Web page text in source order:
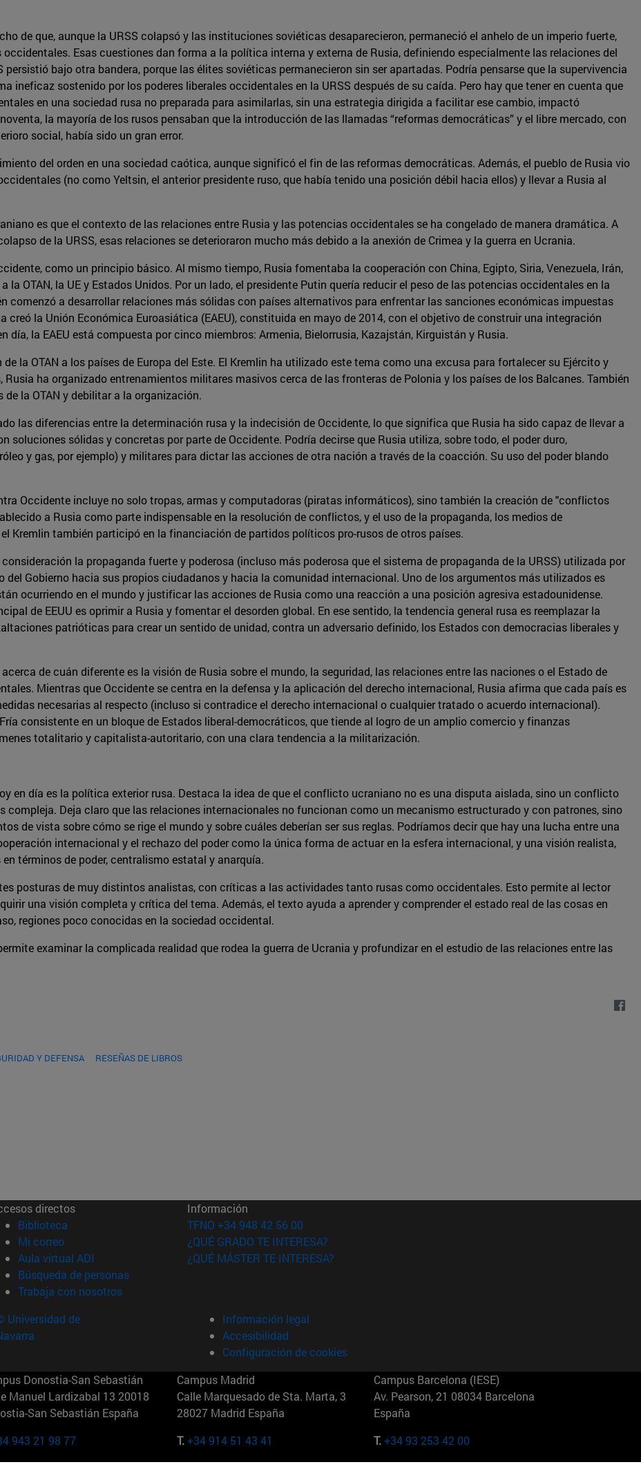
de que, aunque la URSS colapsó y las instituciones soviéticas desaparecieron, permaneció el anhelo de un imperio fuerte,
Esas cuestiones dan forma a la política interna y externa de Rusia, definiendo especialmente las relaciones del
bajo otra bandera, porque las élites soviéticas permanecieron sin ser apartadas. Podría pensarse que la supervivencia
ineficaz sostenido por los poderes liberales occidentales en la URSS después de su caída. Pero hay que tener en cuenta que
en una sociedad rusa no preparada para asimilarlas, sin una estrategia dirigida a facilitar ese cambio, impactó
la mayoría de los rusos pensaban que la introducción de las llamadas “reformas democráticas” y el libre mercado, con
social, había sido un gran error.
del orden en una sociedad caótica, aunque significó el fin de las reformas democráticas. Además, el pueblo de Rusia vio
(no como Yeltsin, el anterior presidente ruso, que había tenido una posición débil hacia ellos) y llevar a Rusia al
es que el contexto de las relaciones entre Rusia y las potencias occidentales se ha congelado de manera dramática. A
de la URSS, esas relaciones se deterioraron mucho más debido a la anexión de Crimea y la guerra en Ucrania.
como un principio básico. Al mismo tiempo, Rusia fomentaba la cooperación con China, Egipto, Siria, Venezuela, Irán,
OTAN, la UE y Estados Unidos. Por un lado, el presidente Putin quería reducir el peso de las potencias occidentales en la
comenzó a desarrollar relaciones más sólidas con países alternativos para enfrentar las sanciones económicas impuestas
creó la Unión Económica Euroasiática (EAEU), constituida en mayo de 2014, con el objetivo de construir una integración
día, la EAEU está compuesta por cinco miembros: Armenia, Bielorrusia, Kazajstán, Kirguistán y Rusia.
la OTAN a los países de Europa del Este. El Kremlin ha utilizado este tema como una excusa para fortalecer su Ejército y
ha organizado entrenamientos militares masivos cerca de las fronteras de Polonia y los países de los Balcanes. También
la OTAN y debilitar a la organización.
las diferencias entre la determinación rusa y la indecisión de Occidente, lo que significa que Rusia ha sido capaz de llevar a
soluciones sólidas y concretas por parte de Occidente. Podría decirse que Rusia utiliza, sobre todo, el poder duro,
y gas, por ejemplo) y militares para dictar las acciones de otra nación a través de la coacción. Su uso del poder blando
Occidente incluye no solo tropas, armas y computadoras (piratas informáticos), sino también la creación de "conflictos
a Rusia como parte indispensable en la resolución de conflictos, y el uso de la propaganda, los medios de
Kremlin también participó en la financiación de partidos políticos pro-rusos de otros países.
la propaganda fuerte y poderosa (incluso más poderosa que el sistema de propaganda de la URSS) utilizada por
Gobierno hacia sus propios ciudadanos y hacia la comunidad internacional. Uno de los argumentos más utilizados es
ocurriendo en el mundo y justificar las acciones de Rusia como una reacción a una posición agresiva estadounidense.
de EEUU es oprimir a Rusia y fomentar el desorden global. En ese sentido, la tendencia general rusa es reemplazar la
patrióticas para crear un sentido de unidad, contra un adversario definido, los Estados con democracias liberales y
de cuán diferente es la visión de Rusia sobre el mundo, la seguridad, las relaciones entre las naciones o el Estado de
Mientras que Occidente se centra en la defensa y la aplicación del derecho internacional, Rusia afirma que cada país es
necesarias al respecto (incluso si contradice el derecho internacional o cualquier tratado o acuerdo internacional).
consistente en un bloque de Estados liberal-democráticos, que tiende al logro de un amplio comercio y finanzas
totalitario y capitalista-autoritario, con una clara tendencia a la militarización.
en día es la política exterior rusa. Destaca la idea de que el conflicto ucraniano no es una disputa aislada, sino un conflicto
compleja. Deja claro que las relaciones internacionales no funcionan como un mecanismo estructurado y con patrones, sino
de vista sobre cómo se rige el mundo y sobre cuáles deberían ser sus reglas. Podríamos decir que hay una lucha entre una
internacional y el rechazo del poder como la única forma de actuar en la esfera internacional, y una visión realista,
términos de poder, centralismo estatal y anarquía.
posturas de muy distintos analistas, con críticas a las actividades tanto rusas como occidentales. Esto permite al lector
una visión completa y crítica del tema. Además, el texto ayuda a aprender y comprender el estado real de las cosas en
regiones poco conocidas en la sociedad occidental.
examinar la complicada realidad que rodea la guerra de Ucrania y profundizar en el estudio de las relaciones entre las
Y DEFENSA RESEÑAS DE LIBROS
directos
Biblioteca (abre en nueva ventana)
Mi correo(abre en nueva ventana)
Aula virtual ADI (abre en nueva ventana)
Búsqueda de personas(abre en nueva ventana)
Trabaja con nosotros(abre en nueva ventana)
Información
TFNO +34 948 42 56 00
¿QUÉ GRADO TE INTERESA?
¿QUÉ MÁSTER TE INTERESA?
Universidad de
Información legal
Accesibilidad
Configuración de cookies
Donostia-San Sebastián
Manuel Lardizabal 13 20018
San Sebastián España
943 21 98 77
Campus Madrid
Calle Marquesado de Sta. Marta, 3
28027 Madrid España
T.+34 914 51 43 41
Campus Barcelona (IESE)
Av. Pearson, 21 08034 Barcelona
España
T.+34 93 253 42 00